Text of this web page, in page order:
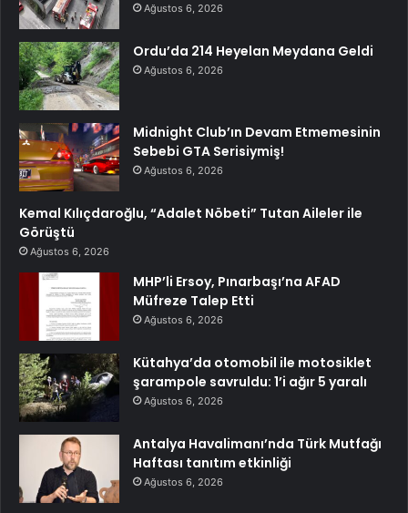
Ağustos 6, 2026
Ordu’da 214 Heyelan Meydana Geldi
Ağustos 6, 2026
Midnight Club’ın Devam Etmemesinin
Sebebi GTA Serisiymiş!
Ağustos 6, 2026
Kemal Kılıçdaroğlu, “Adalet Nöbeti” Tutan Aileler ile
Görüştü
Ağustos 6, 2026
MHP’li Ersoy, Pınarbaşı’na AFAD
Müfreze Talep Etti
Ağustos 6, 2026
Kütahya’da otomobil ile motosiklet
şarampole savruldu: 1’i ağır 5 yaralı
Ağustos 6, 2026
Antalya Havalimanı’nda Türk Mutfağı
Haftası tanıtım etkinliği
Ağustos 6, 2026